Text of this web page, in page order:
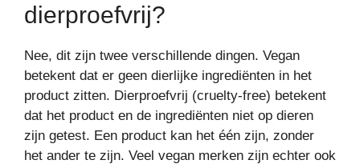
dierproefvrij?
Nee, dit zijn twee verschillende dingen. Vegan
betekent dat er geen dierlijke ingrediënten in het
product zitten. Dierproefvrij (cruelty-free) betekent
dat het product en de ingrediënten niet op dieren
zijn getest. Een product kan het één zijn, zonder
het ander te zijn. Veel vegan merken zijn echter ook